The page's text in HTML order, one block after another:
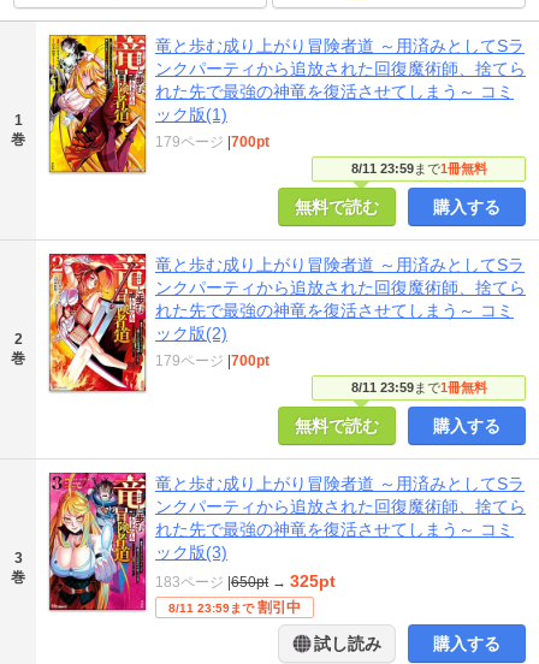
1
巻
竜と歩む成り上がり冒険者道 ～用済みとしてSラ
ンクパーティから追放された回復魔術師、捨てら
れた先で最強の神竜を復活させてしまう～ コミ
ック版(1)
8/11 23:59まで1冊無料
179ページ 700pt
無料で読む 購入する
2
巻
竜と歩む成り上がり冒険者道 ～用済みとしてSラ
ンクパーティから追放された回復魔術師、捨てら
れた先で最強の神竜を復活させてしまう～ コミ
ック版(2)
8/11 23:59まで1冊無料
179ページ 700pt
無料で読む 購入する
3
巻
竜と歩む成り上がり冒険者道 ～用済みとしてSラ
ンクパーティから追放された回復魔術師、捨てら
れた先で最強の神竜を復活させてしまう～ コミ
ック版(3)
183ページ 650pt → 325pt
8/11 23:59まで 割引中
試し読み 購入する